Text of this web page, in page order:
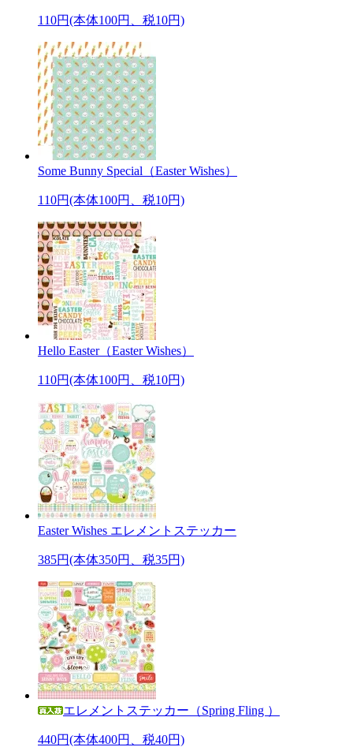
110円(本体100円、税10円)
Some Bunny Special（Easter Wishes）
110円(本体100円、税10円)
Hello Easter（Easter Wishes）
110円(本体100円、税10円)
Easter Wishes エレメントステッカー
385円(本体350円、税35円)
エレメントステッカー（Spring Fling ）
440円(本体400円、税40円)